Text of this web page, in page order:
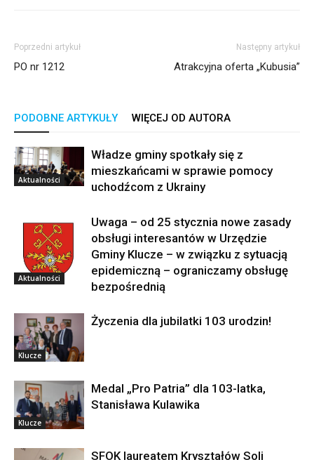
Poprzedni artykuł
PO nr 1212
Następny artykuł
Atrakcyjna oferta „Kubusia”
PODOBNE ARTYKUŁY WIĘCEJ OD AUTORA
Aktualności
Władze gminy spotkały się z
mieszkańcami w sprawie pomocy
uchodźcom z Ukrainy
Aktualności
Uwaga – od 25 stycznia nowe zasady
obsługi interesantów w Urzędzie
Gminy Klucze – w związku z sytuacją
epidemiczną – ograniczamy obsługę
bezpośrednią
Klucze
Życzenia dla jubilatki 103 urodzin!
Klucze
Medal „Pro Patria” dla 103-latka,
Stanisława Kulawika
SFOK laureatem Kryształów Soli